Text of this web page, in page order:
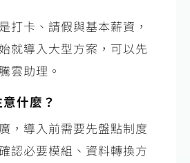
打卡、請假與基本薪資，
就導入大型方案，可以先
雲助理。
什麼？
，導入前需要先盤點制度
認必要模組、資料轉換方